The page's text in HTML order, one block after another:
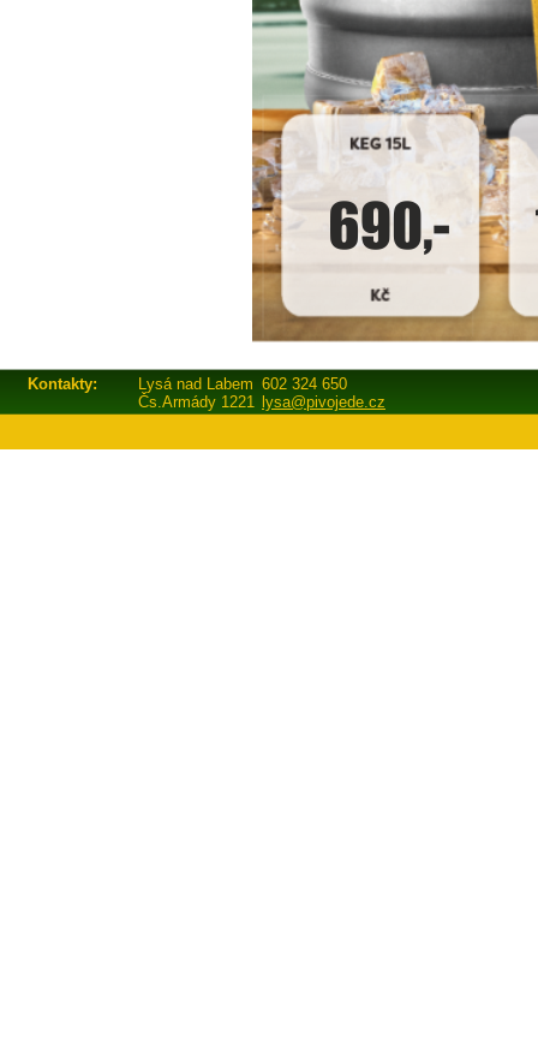
Kontakty: Lysá nad Labem 602 324 650
Čs.Armády 1221 lysa@pivojede.cz